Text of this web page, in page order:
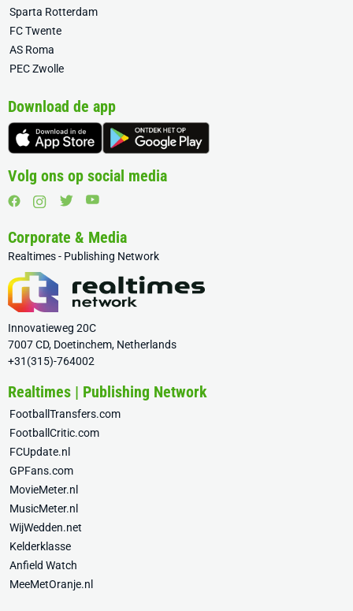
Sparta Rotterdam
FC Twente
AS Roma
PEC Zwolle
Download de app
Volg ons op social media
Corporate & Media
Realtimes - Publishing Network
Innovatieweg 20C
7007 CD, Doetinchem, Netherlands
+31(315)-764002
Realtimes | Publishing Network
FootballTransfers.com
FootballCritic.com
FCUpdate.nl
GPFans.com
MovieMeter.nl
MusicMeter.nl
WijWedden.net
Kelderklasse
Anfield Watch
MeeMetOranje.nl